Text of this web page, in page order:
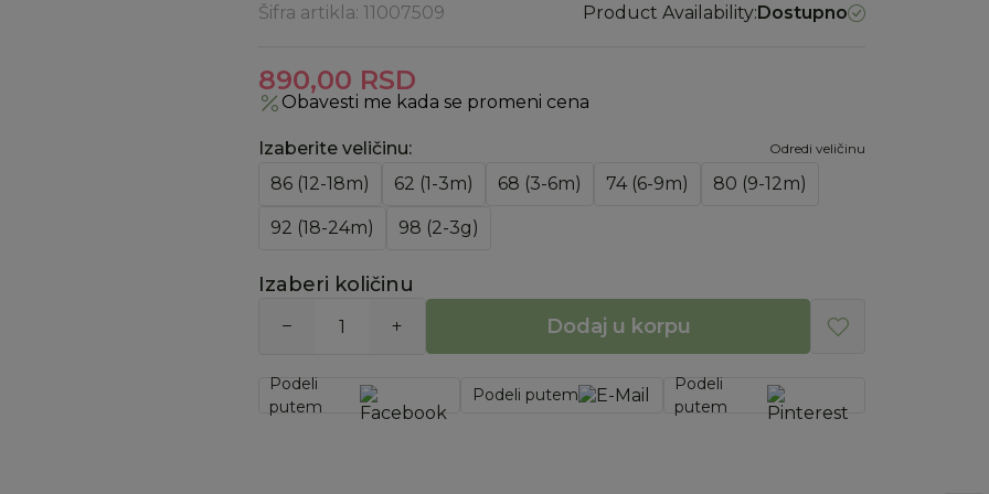
Šifra artikla: 11007509 Product Availability:Dostupno
890,00 RSD
Obavesti me kada se promeni cena
Izaberite veličinu: Odredi veličinu
86 (12-18m) 62 (1-3m) 68 (3-6m) 74 (6-9m) 80 (9-12m)
92 (18-24m) 98 (2-3g)
Izaberi količinu
Dodaj u korpu
Podeli
putem
Podeli putem
Podeli
putem